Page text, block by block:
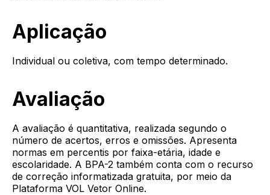
Aplicação
Individual ou coletiva, com tempo determinado.
Avaliação
A avaliação é quantitativa, realizada segundo o
número de acertos, erros e omissões. Apresenta
normas em percentis por faixa-etária, idade e
escolaridade. A BPA-2 também conta com o recurso
de correção informatizada gratuita, por meio da
Plataforma VOL Vetor Online.